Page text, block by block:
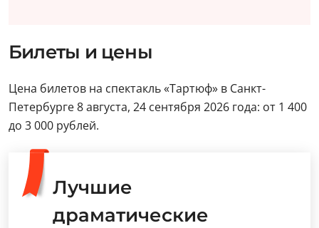
Билеты и цены
Цена билетов на спектакль «Тартюф» в Санкт-
Петербурге 8 августа, 24 сентября 2026 года: от 1 400
до 3 000 рублей.
Лучшие
драматические